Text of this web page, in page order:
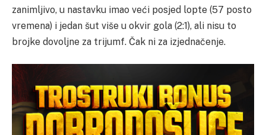
zanimljivo, u nastavku imao veći posjed lopte (57 posto
vremena) i jedan šut više u okvir gola (2:1), ali nisu to
brojke dovoljne za trijumf. Čak ni za izjednačenje.